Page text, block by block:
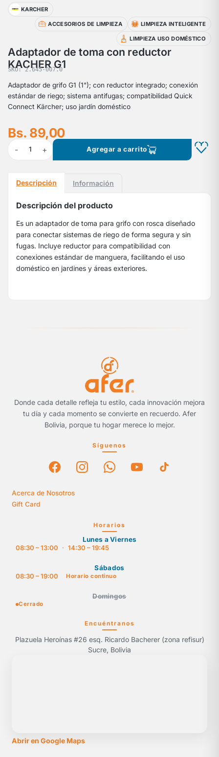
KARCHER
ACCESORIOS DE LIMPIEZA LIMPIEZA INTELIGENTE
LIMPIEZA USO DOMÉSTICO
Adaptador de toma con reductor
KACHER G1
SKU: 2.645-007.0
Adaptador de grifo G1 (1"); con reductor integrado; conexión
estándar de riego; sistema antifugas; compatibilidad Quick
Connect Kärcher; uso jardín doméstico
Bs. 89,00
- 1 + Agregar a carrito
Descripción Información
Descripción del producto
Es un adaptador de toma para grifo con rosca diseñado
para conectar sistemas de riego de forma segura y sin
fugas. Incluye reductor para compatibilidad con
conexiones estándar de manguera, facilitando el uso
doméstico en jardines y áreas exteriores.
Donde cada detalle refleja tu estilo, cada innovación mejora
tu día y cada momento se convierte en recuerdo. Afer
Bolivia, porque tu hogar merece lo mejor.
Síguenos
Acerca de Nosotros
Gift Card
Horarios
Lunes a Viernes
08:30 – 13:00
· 14:30 – 19:45
Sábados
08:30 – 19:00
Horario continuo
Domingos
Cerrado
Encuéntranos
Plazuela Heroínas #26 esq. Ricardo Bacherer (zona refisur)
Sucre, Bolivia
Abrir en Google Maps